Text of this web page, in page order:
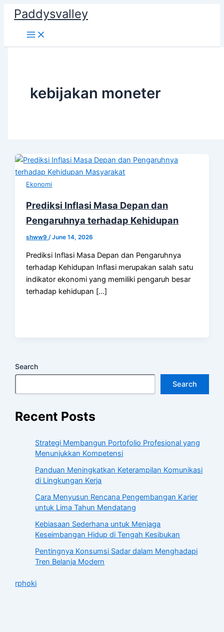
Skip
content
Paddysvalley
kebijakan moneter
Ekonomi
Prediksi Inflasi Masa Depan dan
Pengaruhnya terhadap Kehidupan
shww9/June 14, 2026
Prediksi Inflasi Masa Depan dan Pengaruhnya
terhadap Kehidupan Inflasi merupakan salah satu
indikator ekonomi yang memiliki pengaruh besar
terhadap kehidupan […]
Search
Search
Recent Posts
Strategi Membangun Portofolio Profesional yang
Menunjukkan Kompetensi
Panduan Meningkatkan Keterampilan Komunikasi
di Lingkungan Kerja
Cara Menyusun Rencana Pengembangan Karier
untuk Lima Tahun Mendatang
Kebiasaan Sederhana untuk Menjaga
Keseimbangan Hidup di Tengah Kesibukan
Pentingnya Konsumsi Sadar dalam Menghadapi
Tren Belanja Modern
rphoki